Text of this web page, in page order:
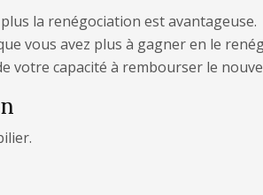
la renégociation est avantageuse.
vous avez plus à gagner en le
votre capacité à rembourser le